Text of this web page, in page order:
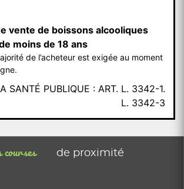
vente de boissons alcooliques
moins de 18 ans
de l’acheteur est exigée au moment
SANTÉ PUBLIQUE : ART. L. 3342-1.
L. 3342-3
courses de proximité